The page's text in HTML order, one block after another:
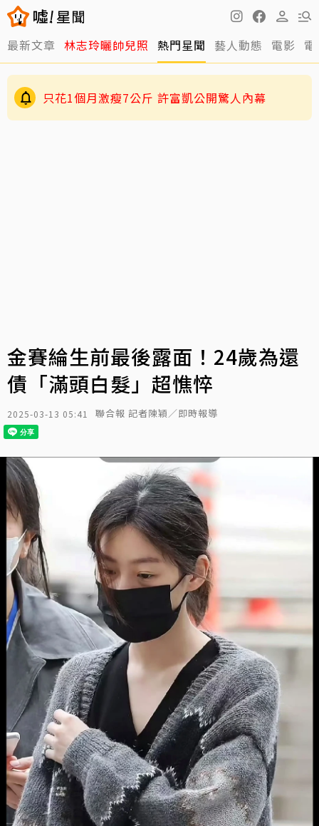
最新文章 林志玲曬帥兒照 熱門星聞 藝人動態 電影
只花1個月激瘦7公斤 許富凱公開驚人內幕
金賽綸生前最後露面！24歲為還
債「滿頭白髮」超憔悴
2025-03-13 05:41 聯合報 記者陳穎／即時報導